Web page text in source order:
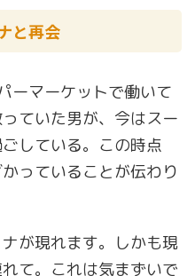
と再会
ーマーケットで働いて
ていた男が、今はスー
している。この時点
っていることが伝わり
が現れます。しかも現
て。これは気まずいで